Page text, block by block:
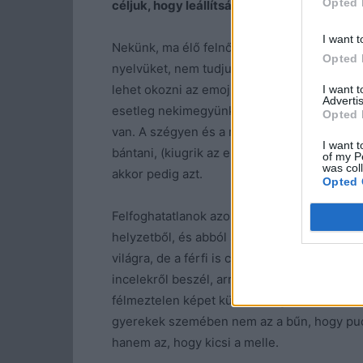
I want
Opted
I want
Opted
I want
of my
was
Opted
céljuk, hogy leállítsák, hiszen az
Nekünk, ma élő felnőtteknek gyakorlatilag
nyelvüket, nem tudjuk a jeleiket az Instán,
lehet okozni az emojikkal. Mi úgy nőttünk
esetleg nekimegyünk a másiknak, de nem
van. A szégyen és a megalázás elképesztő
bántani, (kiugrik az emeletről, vonat elé
akkor pedig azt.
Felfoghatatlanok azok a képek, amelyben
helyzetből, és abból sem, mi zajlik egy
világra, de a férfi is csak les, mert neki a
incelekről beszél, arról nem is szólva,
félmeztelen képet küldött magáról
gyerekek szemében nem az a bűn, hogy
hanem az, hogy kicsi a melle.